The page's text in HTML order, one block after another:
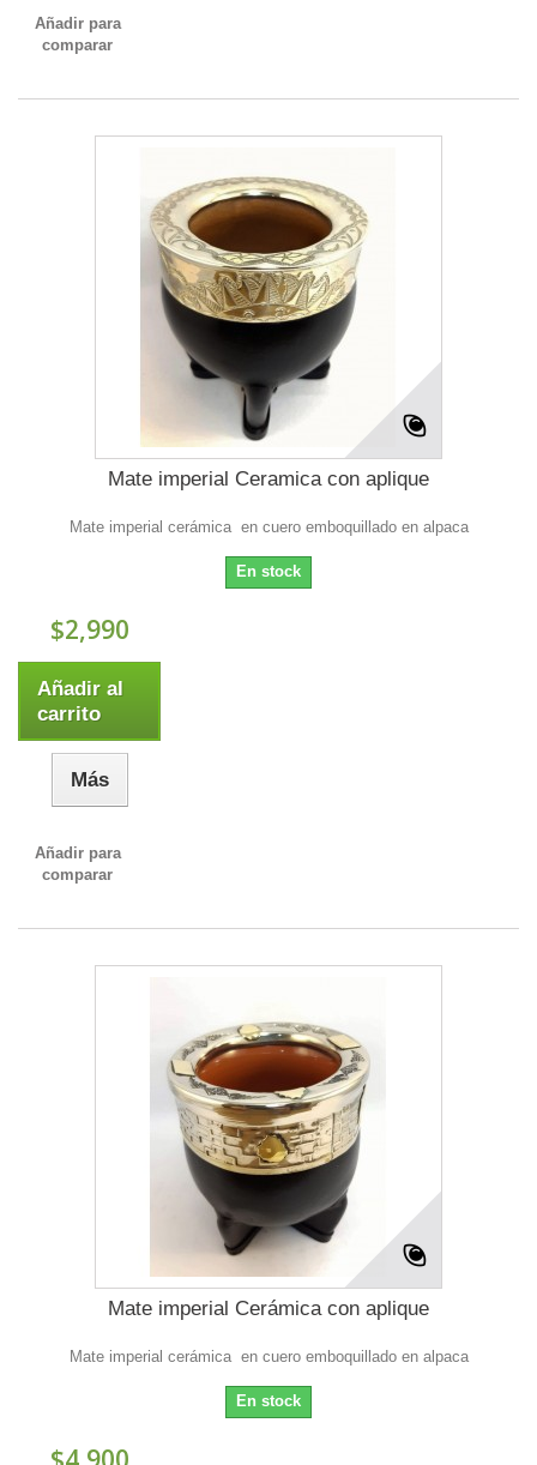
Añadir para
comparar
Mate imperial Ceramica con aplique
Mate imperial cerámica en cuero emboquillado en alpaca
En stock
$2,990
Añadir al
carrito
Más
Añadir para
comparar
Mate imperial Cerámica con aplique
Mate imperial cerámica en cuero emboquillado en alpaca
En stock